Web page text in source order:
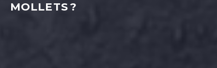
MOLLETS ?